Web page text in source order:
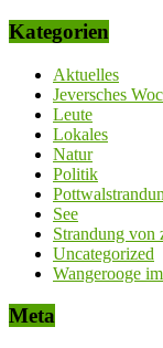
Kategorien
Aktuelles
Jeversches
Leute
Lokales
Natur
Politik
See
Strandung von
Uncategorized
Wangerooge
Meta